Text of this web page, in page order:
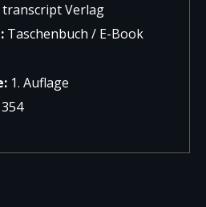
transcript Verlag
Taschenbuch / E-Book
1. Auflage
354